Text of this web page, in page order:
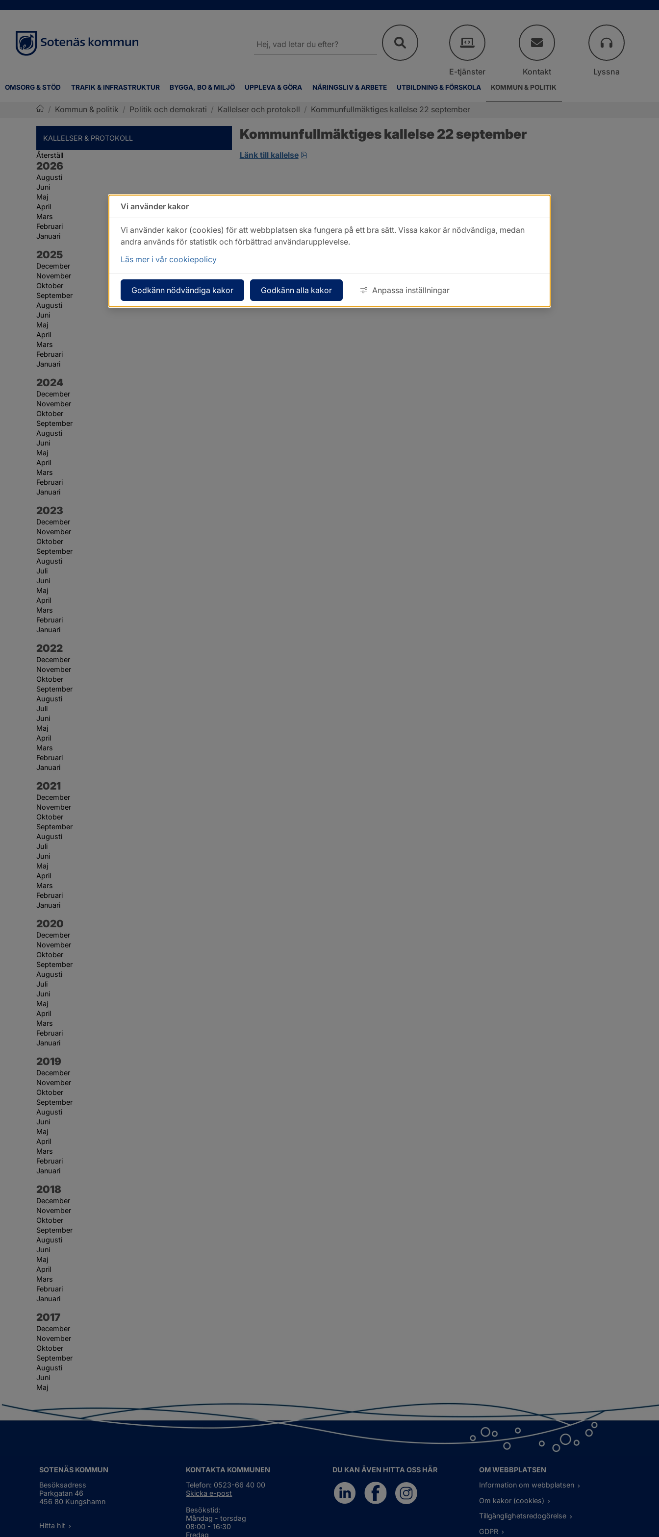
OMSORG & STÖD TRAFIK & INFRASTRUKTUR BYGGA, BO & MILJÖ UPPLEVA & GÖRA NÄRINGSLIV & ARBETE UTBILDNING & FÖRSKOLA KOMMUN & POLITIK
webbplatsen
E-tjänster Kontakt Lyssna
/ Kommun & politik / Politik och demokrati / Kallelser och protokoll / Kommunfullmäktiges kallelse 22 september
KALLELSER & PROTOKOLL
Återställ
År:
2026
Augusti
Juni
Maj
April
Mars
Februari
Januari
År:
2025
December
November
Oktober
September
Augusti
Juni
Maj
April
Mars
Februari
Januari
År:
2024
December
November
Oktober
September
Augusti
Juni
Maj
April
Mars
Februari
Januari
År:
2023
December
November
Oktober
September
Augusti
Juli
Juni
Maj
April
Mars
Februari
Januari
År:
2022
December
November
Oktober
September
Augusti
Juli
Juni
Maj
April
Mars
Februari
Januari
År:
2021
December
November
Oktober
September
Augusti
Juli
Juni
Maj
April
Mars
Februari
Januari
År:
2020
December
November
Oktober
September
Augusti
Juli
Juni
Maj
April
Mars
Februari
Januari
År:
2019
December
November
Oktober
September
Augusti
Juni
Maj
April
Mars
Februari
Januari
År:
2018
December
November
Oktober
September
Augusti
Juni
Maj
April
Mars
Februari
Januari
År:
2017
December
November
Oktober
September
Augusti
Juni
Maj
Kommunfullmäktiges kallelse 22 september
Länk till kallelse pdf, 5.3 MB, öppnas i nytt fönster.
SOTENÄS KOMMUN
Besöksadress
Parkgatan 46
456 80 Kungshamn
Hitta hit
KONTAKTA KOMMUNEN
Telefon: 0523-66 40 00
Skicka e-post
Besökstid:
Måndag - torsdag
08:00 - 16:30
Fredag
DU KAN ÄVEN HITTA OSS HÄR
OM WEBBPLATSEN
Information om webbplatsen
Om kakor (cookies)
Tillgänglighetsredogörelse
GDPR
Vi använder kakor
Vi använder kakor (cookies) för att webbplatsen ska fungera på ett bra sätt. Vissa kakor är nödvändiga, medan
andra används för statistik och förbättrad användarupplevelse.
Läs mer i vår cookiepolicy
Godkänn nödvändiga kakor Godkänn alla kakor Anpassa inställningar